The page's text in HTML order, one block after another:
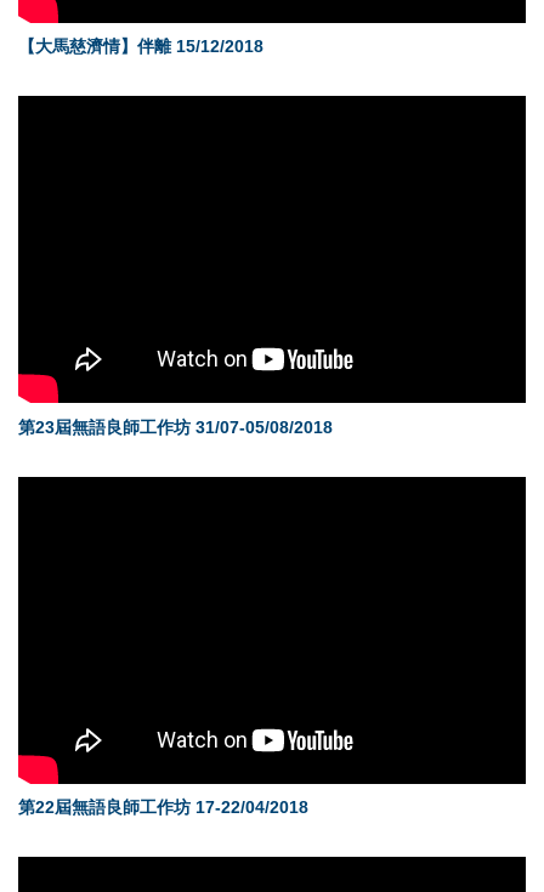
【大馬慈濟情】伴離 15/12/2018
第23屆無語良師工作坊 31/07-05/08/2018
第22屆無語良師工作坊 17-22/04/2018